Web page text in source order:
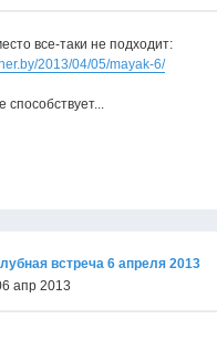
все-таки не подходит:
2013/04/05/mayak-6/
способствует...
встреча 6 апреля 2013
апр 2013